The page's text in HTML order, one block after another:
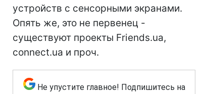
устройств с сенсорными экранами.
Опять же, это не первенец -
существуют проекты Friends.ua,
connect.ua и проч.
Не упустите главное! Подпишитесь на